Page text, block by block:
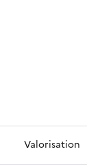
Valorisation